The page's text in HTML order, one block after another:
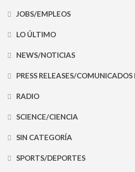
JOBS/EMPLEOS
LO ÚLTIMO
NEWS/NOTICIAS
PRESS RELEASES/COMUNICADOS
RADIO
SCIENCE/CIENCIA
SIN CATEGORÍA
SPORTS/DEPORTES